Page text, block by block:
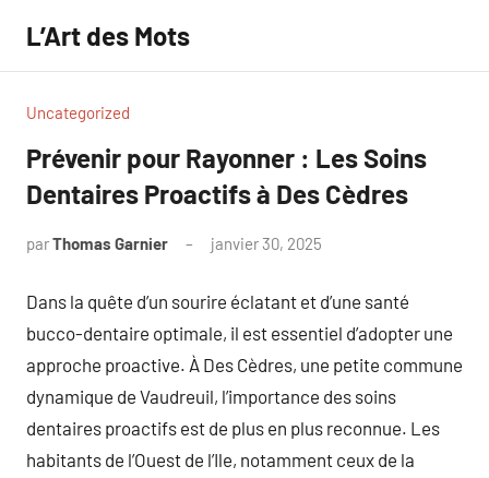
contenu
L’Art des Mots
Uncategorized
Prévenir pour Rayonner : Les Soins
Dentaires Proactifs à Des Cèdres
parThomas Garnier janvier 30, 2025
Dans la quête d’un sourire éclatant et d’une santé
bucco-dentaire optimale, il est essentiel d’adopter une
approche proactive. À Des Cèdres, une petite commune
dynamique de Vaudreuil, l’importance des soins
dentaires proactifs est de plus en plus reconnue. Les
habitants de l’Ouest de l’Ile, notamment ceux de la